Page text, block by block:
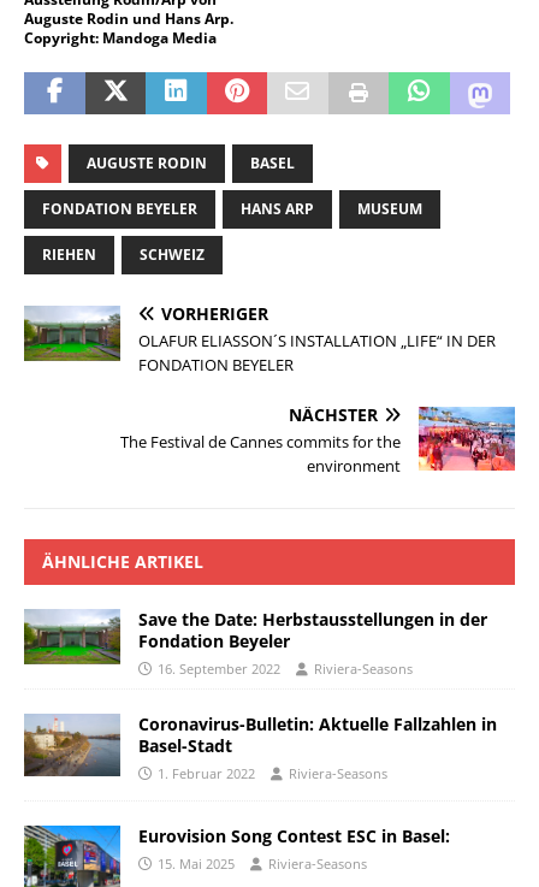
Auguste Rodin und Hans Arp.
Copyright: Mandoga Media
AUGUSTE RODIN BASEL
FONDATION BEYELER HANS ARP MUSEUM
RIEHEN SCHWEIZ
VORHERIGER
OLAFUR ELIASSON´S INSTALLATION „LIFE“ IN DER
FONDATION BEYELER
NÄCHSTER
The Festival de Cannes commits for the
environment
ÄHNLICHE ARTIKEL
Save the Date: Herbstausstellungen in der
Fondation Beyeler
16. September 2022 Riviera-Seasons
Coronavirus-Bulletin: Aktuelle Fallzahlen in
Basel-Stadt
1. Februar 2022 Riviera-Seasons
Eurovision Song Contest ESC in Basel:
15. Mai 2025 Riviera-Seasons